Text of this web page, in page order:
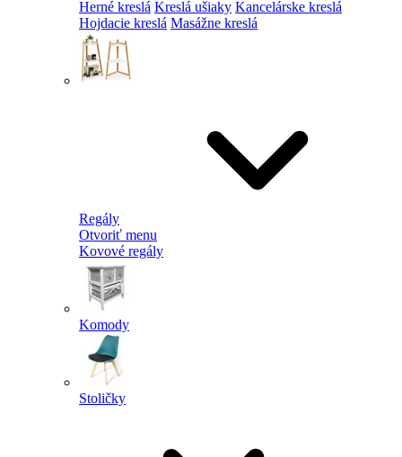
Herné kreslá Kreslá ušiaky Kancelárske kreslá
Hojdacie kreslá Masážne kreslá
Regály
Otvoriť menu
Kovové regály
Komody
Stoličky